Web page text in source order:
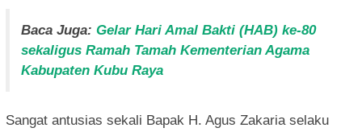
Baca Juga: Gelar Hari Amal Bakti (HAB) ke-80
sekaligus Ramah Tamah Kementerian Agama
Kabupaten Kubu Raya
Sangat antusias sekali Bapak H. Agus Zakaria selaku